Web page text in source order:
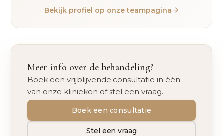
Bekijk profiel op onze teampagina
Meer info over de behandeling?
Boek een vrijblijvende consultatie in één
van onze klinieken of stel een vraag.
Boek een consultatie
Stel een vraag